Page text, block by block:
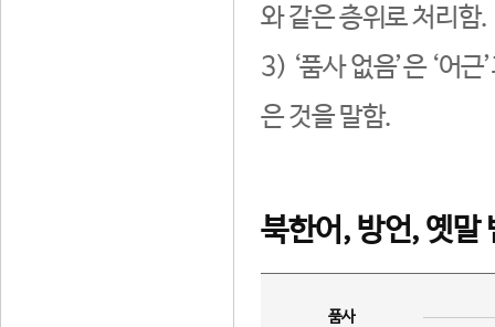
와 같은 층위로 처리함.
3) ‘품사 없음’은 ‘어
은 것을 말함.
북한어, 방언, 옛말
품사